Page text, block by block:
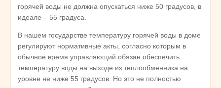
горячей воды не должна опускаться ниже 50 градусов, в
идеале – 55 градуса.
В нашем государстве температуру горячей воды в доме
регулируют нормативные акты, согласно которым в
обычное время управляющий обязан обеспечить
температуру воды на выходе из теплообменника на
уровне не ниже 55 градусов. Но это не полностью